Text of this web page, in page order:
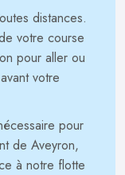
distances.
votre course
pour aller ou
votre
pour
de Aveyron,
à notre flotte